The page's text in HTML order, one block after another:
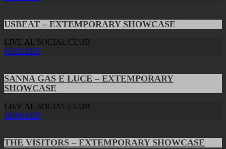
USBEAT – EXTEMPORARY SHOWCASE
LIVE AL SOCIAL CLUB
03/02/2025
SANNA GAS E LUCE – EXTEMPORARY
SHOWCASE
LIVE AL SOCIAL CLUB
16/09/2025
THE VISITORS – EXTEMPORARY SHOWCASE